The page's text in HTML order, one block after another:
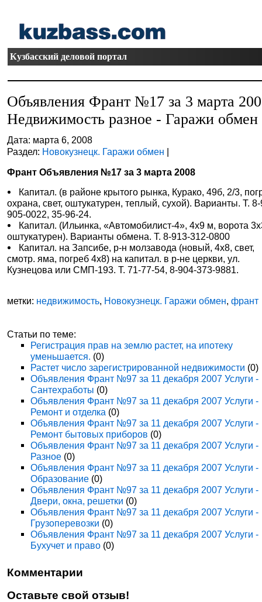
Кузбасский деловой портал
Объявления Франт №17 за 3 марта
Недвижимость разное - Гаражи обмен
Дата: марта 6, 2008
Раздел: Новокузнецк. Гаражи обмен |
Франт Объявления №17 за 3 марта 2008
Капитал. (в районе крытого рынка, Курако, 49б, 2/3,
охрана, свет, оштукатурен, теплый, сухой). Варианты. Т.
905-0022, 35-96-24.
Капитал. (Ильинка, «Автомобилист-4», 4х9 м, ворота
оштукатурен). Варианты обмена. Т. 8-913-312-0800
Капитал. на Запсибе, р-н молзавода (новый, 4х8, свет,
смотр. яма, погреб 4х8) на капитал. в р-не церкви, ул.
Кузнецова или СМП-193. Т. 71-77-54, 8-904-373-9881.
метки: недвижимость, Новокузнецк. Гаражи обмен,франт
Статьи по теме:
Регистрация прав на землю растет, на ипотеку
уменьшается. (0)
Растет число зарегистрированной недвижимости (0)
Объявления Франт №97 за 11 декабря 2007 Услуги -
Сантехработы (0)
Объявления Франт №97 за 11 декабря 2007 Услуги -
Ремонт и отделка (0)
Объявления Франт №97 за 11 декабря 2007 Услуги -
Ремонт бытовых приборов (0)
Объявления Франт №97 за 11 декабря 2007 Услуги -
Разное (0)
Объявления Франт №97 за 11 декабря 2007 Услуги -
Образование (0)
Объявления Франт №97 за 11 декабря 2007 Услуги -
Двери, окна, решетки (0)
Объявления Франт №97 за 11 декабря 2007 Услуги -
Грузоперевозки (0)
Объявления Франт №97 за 11 декабря 2007 Услуги -
Бухучет и право (0)
Комментарии
Оставьте свой отзыв!